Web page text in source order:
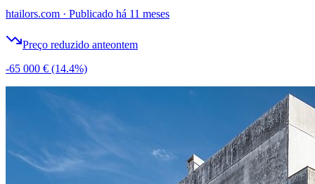
htailors.com · Publicado há 11 meses
Preço reduzido anteontem
-65 000 € (14.4%)